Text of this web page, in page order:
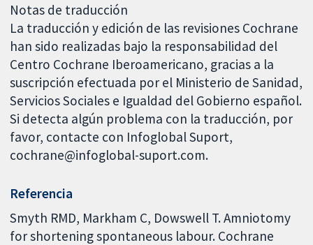
Notas de traducción
La traducción y edición de las revisiones Cochrane
han sido realizadas bajo la responsabilidad del
Centro Cochrane Iberoamericano, gracias a la
suscripción efectuada por el Ministerio de Sanidad,
Servicios Sociales e Igualdad del Gobierno español.
Si detecta algún problema con la traducción, por
favor, contacte con Infoglobal Suport,
cochrane@infoglobal-suport.com.
Referencia
Smyth RMD, Markham C, Dowswell T. Amniotomy
for shortening spontaneous labour. Cochrane